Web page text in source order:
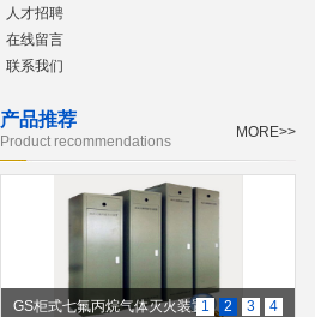
人才招聘
在线留言
联系我们
MORE>>
产品推荐
Product recommendations
GS柜式七氟丙烷气体灭火装置1 2 3 4